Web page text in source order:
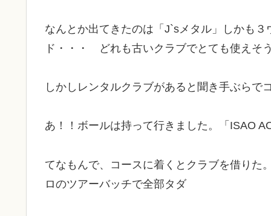
なんとか出てきたのは「J`sメタル」しかも３
ド・・・ どれも古いクラブでとても使えそ
しかしレンタルクラブがあると聞き手ぶらで
あ！！ボールは持って行きました。「ISAO
てなもんで、コースに着くとクラブを借りた
ロのツアーバッチで全部タダ